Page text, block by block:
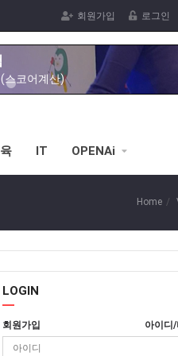
회원가입 로그인
스코어계산)
험
을
IT OPENAi
Home
LOGIN
회원가입 아이디/